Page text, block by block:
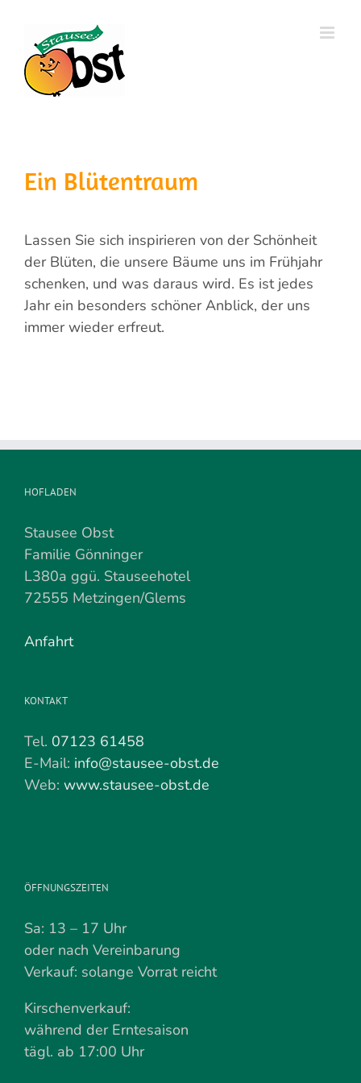
springen
Ein Blütentraum
Lassen Sie sich inspirieren von der Schönheit
der Blüten, die unsere Bäume uns im Frühjahr
schenken, und was daraus wird. Es ist jedes
Jahr ein besonders schöner Anblick, der uns
immer wieder erfreut.
HOFLADEN
Stausee Obst
Familie Gönninger
L380a ggü. Stauseehotel
72555 Metzingen/Glems
Anfahrt
KONTAKT
Tel. 07123 61458
E-Mail: info@stausee-obst.de
Web: www.stausee-obst.de
ÖFFNUNGSZEITEN
Sa: 13 – 17 Uhr
oder nach Vereinbarung
Verkauf: solange Vorrat reicht
Kirschenverkauf:
während der Erntesaison
tägl. ab 17:00 Uhr